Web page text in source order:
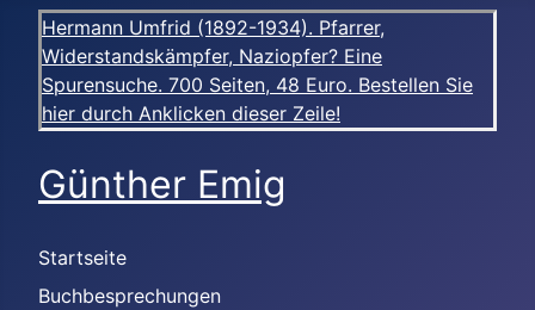
Hermann Umfrid (1892-1934). Pfarrer,
Widerstandskämpfer, Naziopfer? Eine
Spurensuche. 700 Seiten, 48 Euro. Bestellen Sie
hier durch Anklicken dieser Zeile!
Günther Emig
Startseite
Buchbesprechungen